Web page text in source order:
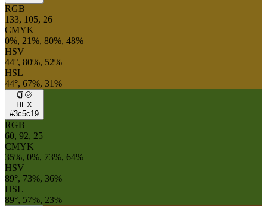
RGB
133, 105, 26
CMYK
0%, 21%, 80%, 48%
HSV
44°, 80%, 52%
HSL
44°, 67%, 31%
HEX
#3c5c19
RGB
60, 92, 25
CMYK
35%, 0%, 73%, 64%
HSV
89°, 73%, 36%
HSL
89°, 57%, 23%